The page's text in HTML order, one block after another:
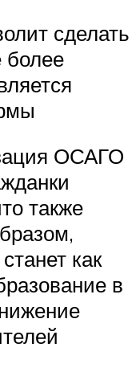
сделать
более
ОСАГО
также
как
в